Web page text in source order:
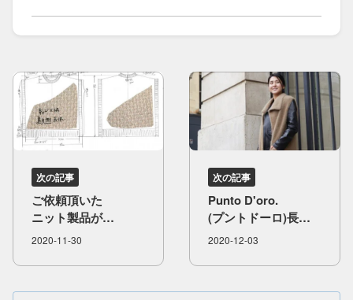
次の記事
ご依頼頂いた​
ニット製品が​
できるまで
2020-11-30
次の記事
Punto D'oro.
(プントドーロ)長く​
着られる​
ロングジレの​
着こなし
2020-12-03